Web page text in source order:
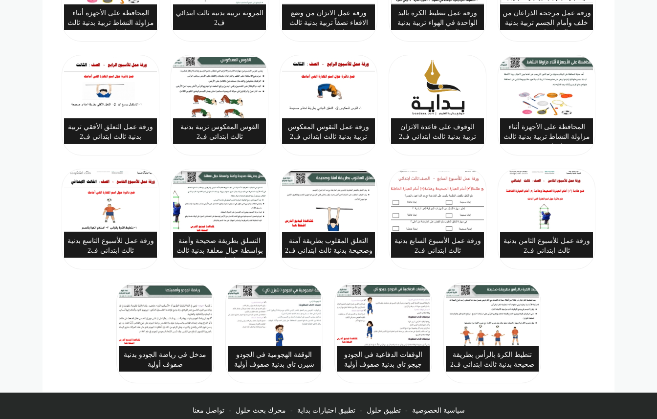
ورقة عمل مرجحة الذراعان من
خلف وأمام الجسم تربية بدنية
ورقة عمل تنطيط الكرة باليد
الواحدة في الهواء تربية بدنية
ورقة عمل الاتزان من وضع
الاقعاء نصفاً تربية بدنية ثالث
المرونة تربية بدنية ثالث ابتدائي
ف2
المحافظة على الأجهزة أثناء
مزاولة النشاط تربية بدنية ثالث
المحافظة على الأجهزة أثناء
مزاولة النشاط تربية بدنية ثالث
الوقوف على قاعدة الاتزان
تربية بدنية ثالث ابتدائي ف2
ورقة عمل التقوس المعكوس
تربية بدنية ثالث ابتدائي ف2
القوس المعكوس تربية بدنية
ثالث ابتدائي ف2
ورقة عمل التعلق الأفقي تربية
بدنية ثالث ابتدائي ف2
ورقة عمل للأسبوع الثامن بدنية
ثالث ابتدائي ف2
ورقة عمل الأسبوع السابع بدنية
ثالث ابتدائي ف2
التعلق المقلوب بطريقة آمنة
وصحيحة بدنية ثالث ابتدائي ف2
التسلق بطريقة صحيحة وآمنة
بواسطة حبال معلقة بدنية ثالث
ورقة عمل للأسبوع التاسع بدنية
ثالث ابتدائي ف2
تنطيط الكرة بالرأس بطريقة
صحيحة بدنية ثالث ابتدائي ف2
الوقفات الدفاعية في الجودو
جيجو تاي بدنية صفوف أولية
الوقفة الهجومية في الجودو
شيزن تاي بدنية صفوف أولية
مدخل في رياضة الجودو بدنية
صفوف أولية
سياسية الخصوصية - تطبيق حلول - تطبيق اختبارات بداية - محرك بحث حلول - تواصل معنا